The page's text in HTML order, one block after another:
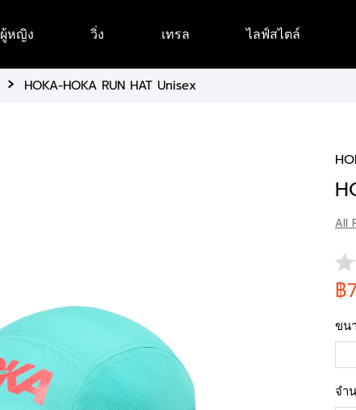
ผู้หญิง วิ่ง เทรล ไลฟ์สไตล์
› HOKA-HOKA RUN HAT Unisex
All
฿
ขน
จำ